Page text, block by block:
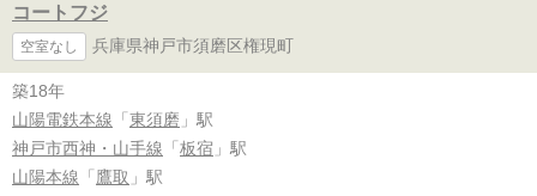
コートフジ
空室なし 兵庫県神戸市須磨区権現町
築18年
山陽電鉄本線 「 東須磨 」駅
神戸市西神・山手線 「 板宿 」駅
山陽本線 「 鷹取 」駅